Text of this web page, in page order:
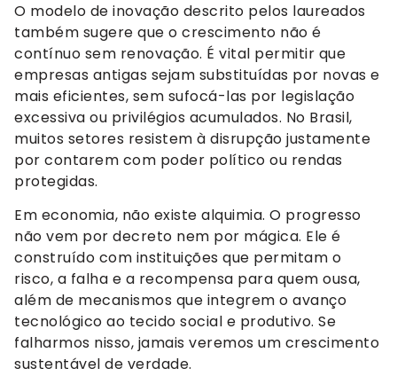
O modelo de inovação descrito pelos laureados
também sugere que o crescimento não é
contínuo sem renovação. É vital permitir que
empresas antigas sejam substituídas por novas e
mais eficientes, sem sufocá-las por legislação
excessiva ou privilégios acumulados. No Brasil,
muitos setores resistem à disrupção justamente
por contarem com poder político ou rendas
protegidas.
Em economia, não existe alquimia. O progresso
não vem por decreto nem por mágica. Ele é
construído com instituições que permitam o
risco, a falha e a recompensa para quem ousa,
além de mecanismos que integrem o avanço
tecnológico ao tecido social e produtivo. Se
falharmos nisso, jamais veremos um crescimento
sustentável de verdade.